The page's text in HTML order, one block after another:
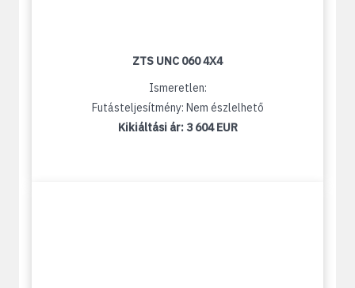
ZTS UNC 060 4X4
Ismeretlen:
Futásteljesítmény: Nem észlelhető
Kikiáltási ár: 3 604 EUR